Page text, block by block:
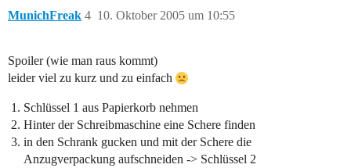
MunichFreak 10. Oktober 2005 um 10:55
4
Spoiler (wie man raus kommt)
leider viel zu kurz und zu einfach
Schlüssel 1 aus Papierkorb nehmen
Hinter der Schreibmaschine eine Schere finden
in den Schrank gucken und mit der Schere die
Anzugverpackung aufschneiden -> Schlüssel 2